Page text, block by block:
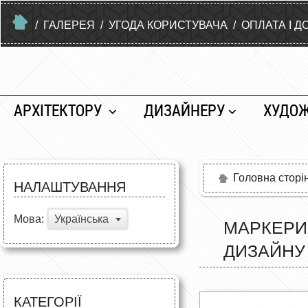
/ ГАЛЕРЕЯ / УГОДА КОРИСТУВАЧА / ОПЛАТА І
АРХІТЕКТОРУ ДИЗАЙНЕРУ
НАЛАШТУВАННЯ
Мова: Українська
КАТЕГОРІЇ
Головна
МАРКЕРИ
ДИЗАЙНУ